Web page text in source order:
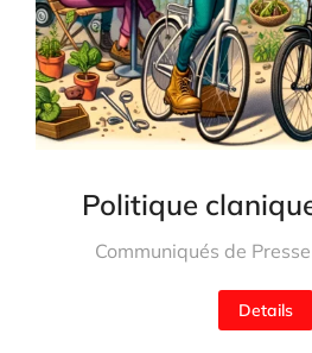
Politique
Communiqués de Presse
Details